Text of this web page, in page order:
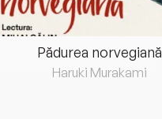
Pădurea norvegiană
Haruki Murakami